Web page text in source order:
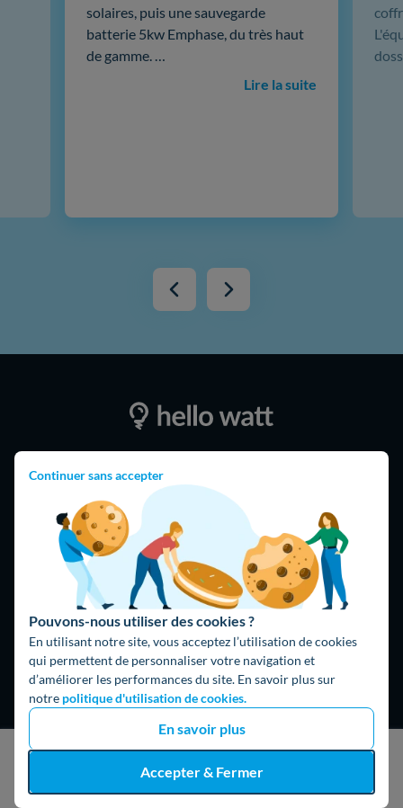
Continuer sans accepter
Pouvons-nous utiliser des cookies ?
En utilisant notre site, vous acceptez l’utilisation de cookies
qui permettent de personnaliser votre navigation et
d’améliorer les performances du site. En savoir plus sur
notre politique d'utilisation de cookies.
En savoir plus
Accepter & Fermer
J'obtiens un devis gratuit
solaires, puis une sauvegarde
batterie 5kw Emphase, du très haut
de gamme. …
Lire la suite
16325 avisGoogle
Hello What ?
Blog